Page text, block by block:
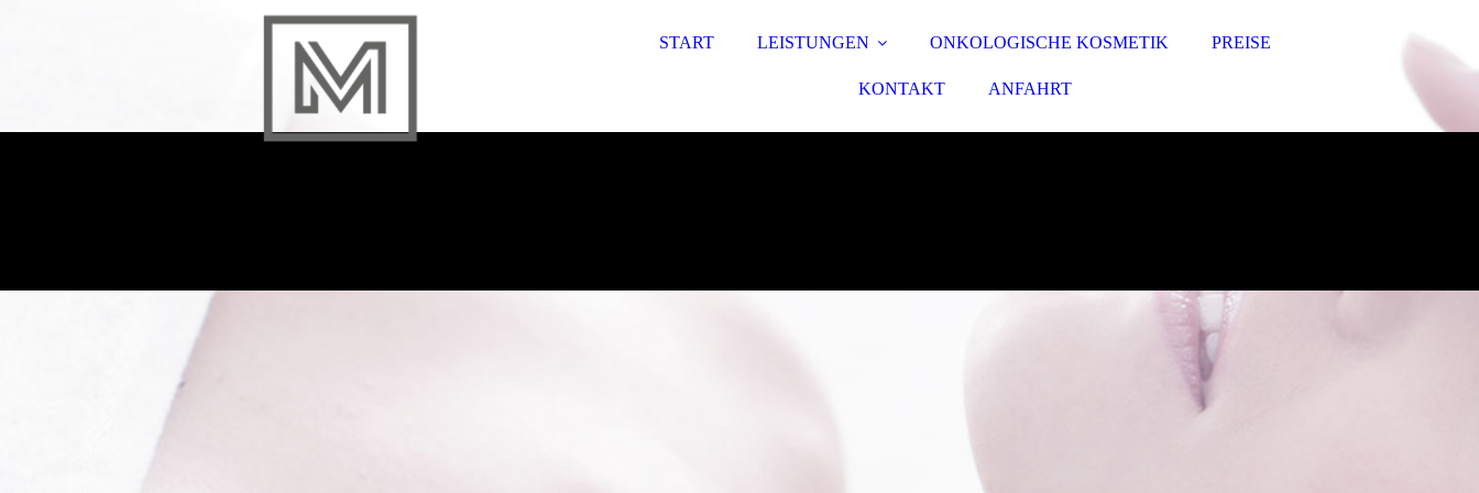
START LEISTUNGEN ONKOLOGISCHE KOSMETIK PREISE
KONTAKT ANFAHRT